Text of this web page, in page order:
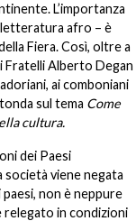
L’importanza
letteratura afro – è
Fiera. Così, oltre a
Fratelli Alberto Degan
ai comboniani
sul tema Come
cultura.
dei Paesi
società viene negata
paesi, non è neppure
relegato in condizioni